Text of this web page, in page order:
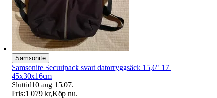
Samsonite
Samsonite Securipack svart datorryggsäck 15,6" 17l
45x30x16cm
Sluttid10 aug 15:07.
Pris:1 079 kr,Köp nu.